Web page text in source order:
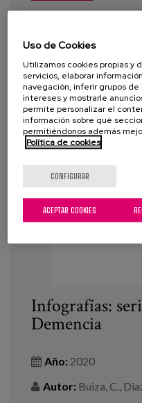
Infografías:
Demencia
Año: 2020
Autor: Buiza, C.,
Uso de Cookies
Utilizamos cookies propias y
servicios, elaborar
navegación, inferir grupos
intereses y mostrarle
permite personalizar el
información sobre qué
permitiéndonos además
Política de cookies
CONFIGURAR
ACEPTAR COOKIES